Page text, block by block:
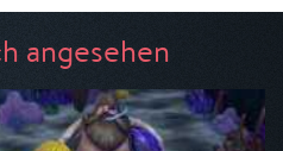
angesehen